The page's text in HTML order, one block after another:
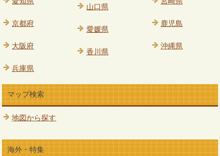
京都府
大阪府
兵庫県
山口県
愛媛県
香川県
鹿児島
沖縄県
マップ検索
地図から探す
海外・特集